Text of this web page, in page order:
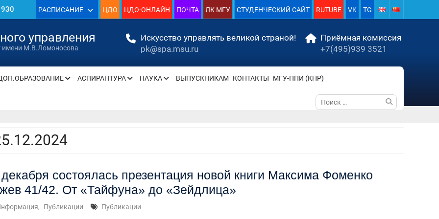
—
—
—
РАСПИСАНИЕ ЦДО ЦДО·ОНЛАЙН ПОЧТА ЛК МГУ СТУДЕНЧЕСКИЙ САЙТ RUTUBE VK TG
управления
имени М.В.Ломоносова
Искусство управлять великой страной!
pk@spa.msu.ru
Приёмная комиссия
+7(495)939 3521
АСПИРАНТУРА НАУКА ВЫПУСКНИКАМ КОНТАКТЫ МГУ-ППИ (КНР)
Поиск
по:
состоялась презентация новой книги Максима Фоменко
41/42. От «Тайфуна» до «Зейдлица»
, Публикации Публикации